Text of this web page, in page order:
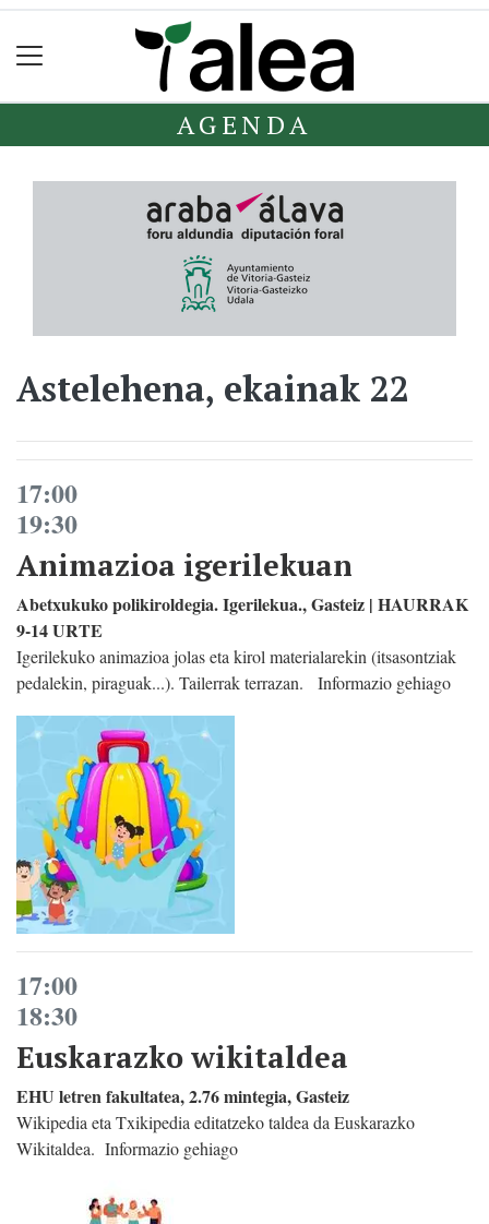
AGENDA
Astelehena, ekainak 22
17:00
19:30
Animazioa igerilekuan
Abetxukuko polikiroldegia. Igerilekua., Gasteiz | HAURRAK
9-14 URTE
Igerilekuko animazioa jolas eta kirol materialarekin (itsasontziak
pedalekin, piraguak...). Tailerrak terrazan. Informazio gehiago
17:00
18:30
Euskarazko wikitaldea
EHU letren fakultatea, 2.76 mintegia, Gasteiz
Wikipedia eta Txikipedia editatzeko taldea da Euskarazko
Wikitaldea. Informazio gehiago